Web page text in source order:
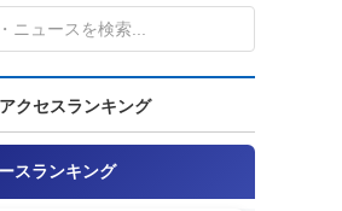
クセスランキング
スランキング